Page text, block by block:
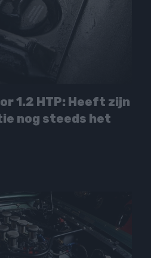
1.2 HTP: Heeft zijn
nog steeds het